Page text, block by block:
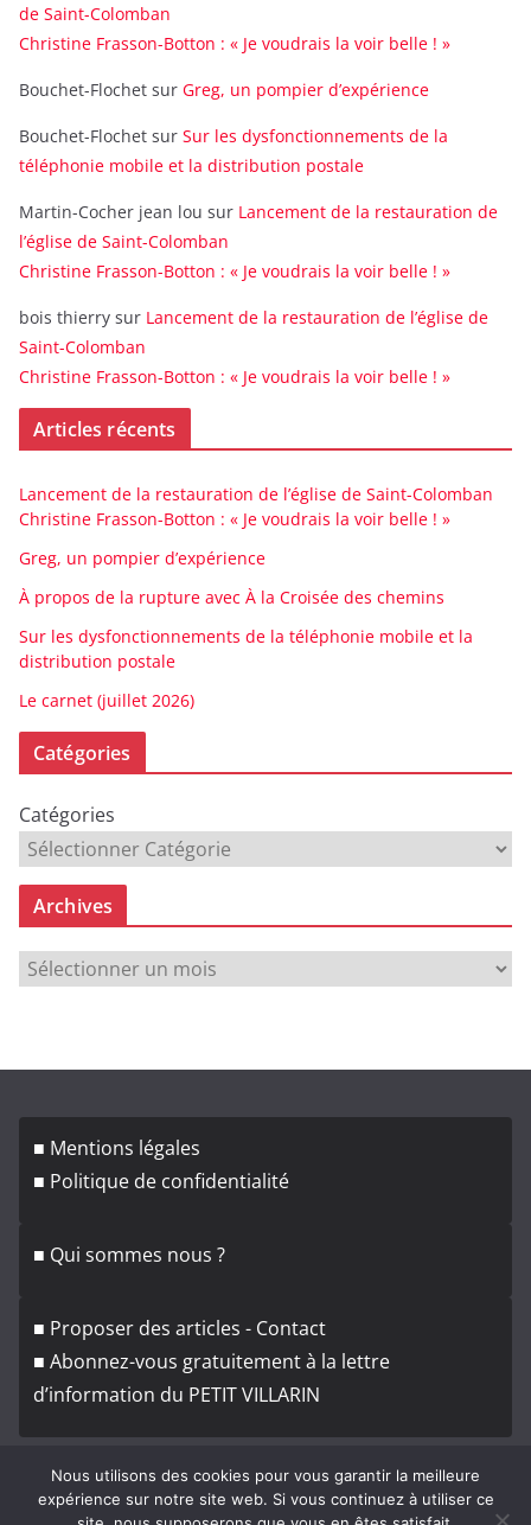
de Saint-Colomban
Christine Frasson-Botton : « Je voudrais la voir belle ! »
Bouchet-Flochet sur Greg, un pompier d’expérience
Bouchet-Flochet sur Sur les dysfonctionnements de la
téléphonie mobile et la distribution postale
Martin-Cocher jean lou sur Lancement de la restauration de
l’église de Saint-Colomban
Christine Frasson-Botton : « Je voudrais la voir belle ! »
bois thierry sur Lancement de la restauration de l’église de
Saint-Colomban
Christine Frasson-Botton : « Je voudrais la voir belle ! »
Articles récents
Lancement de la restauration de l’église de Saint-Colomban
Christine Frasson-Botton : « Je voudrais la voir belle ! »
Greg, un pompier d’expérience
À propos de la rupture avec À la Croisée des chemins
Sur les dysfonctionnements de la téléphonie mobile et la
distribution postale
Le carnet (juillet 2026)
Catégories
Catégories
Archives
A
h
■ Mentions légales
■ Politique de confidentialité
■ Qui sommes nous ?
■ Proposer des articles - Contact
■ Abonnez-vous gratuitement à la lettre
d’information du PETIT VILLARIN
Nous utilisons des cookies pour vous garantir la meilleure
expérience sur notre site web. Si vous continuez à utiliser ce